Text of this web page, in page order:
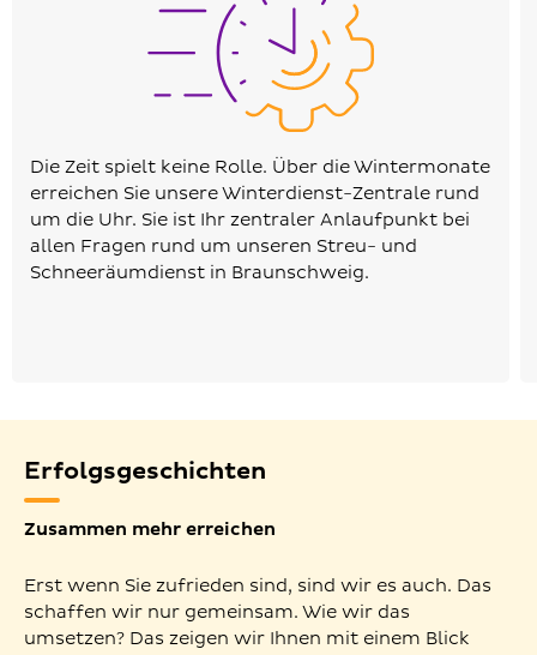
Die Zeit spielt keine Rolle. Über die Wintermonate
erreichen Sie unsere Winterdienst-Zentrale rund
um die Uhr. Sie ist Ihr zentraler Anlaufpunkt bei
allen Fragen rund um unseren Streu- und
Schneeräumdienst in Braunschweig.
Erfolgsgeschichten
Zusammen mehr erreichen
Erst wenn Sie zufrieden sind, sind wir es auch. Das
schaffen wir nur gemeinsam. Wie wir das
umsetzen? Das zeigen wir Ihnen mit einem Blick